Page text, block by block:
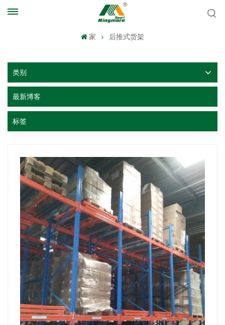
家 后推式货架
类别
最新博客
标签